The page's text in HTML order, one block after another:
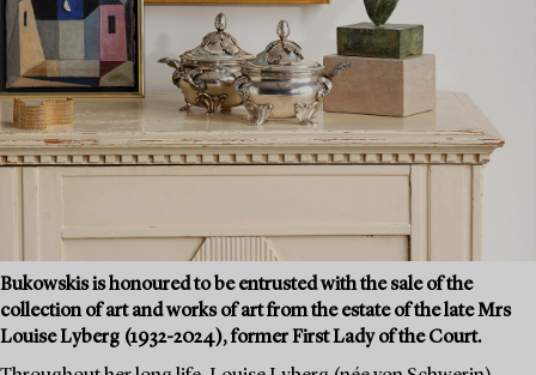
Bukowskis is honoured to be entrusted with the sale of the
collection of art and works of art from the estate of the late Mrs
Louise Lyberg (1932-2024), former First Lady of the Court.